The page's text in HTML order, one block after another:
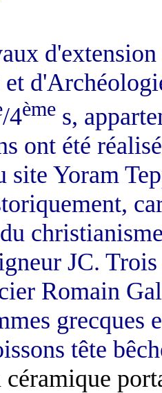
/4ème s,
ont été
site Yoram
JC.
Romain
grecques
tête
céramique